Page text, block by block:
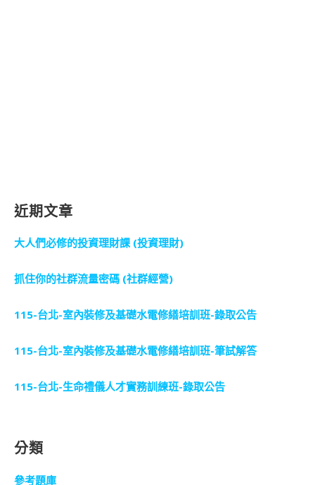
近期文章
大人們必修的投資理財課 (投資理財)
抓住你的社群流量密碼 (社群經營)
115-台北-室內裝修及基礎水電修繕培訓班-錄取公告
115-台北-室內裝修及基礎水電修繕培訓班-筆試解答
115-台北-生命禮儀人才實務訓練班-錄取公告
分類
參考題庫